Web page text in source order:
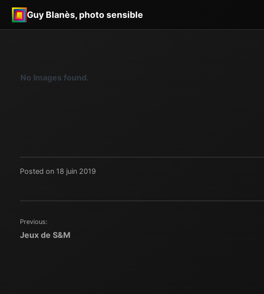
Guy Blanès, photo sensible
No Images found.
Posted on 18 juin 2019
Navigation
Previous:
Jeux de S&M